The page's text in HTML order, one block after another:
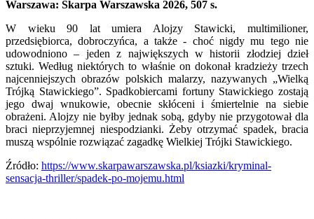
Warszawa: Skarpa Warszawska 2026, 507 s.
W wieku 90 lat umiera Alojzy Stawicki, multimilioner,
przedsiębiorca, dobroczyńca, a także - choć nigdy mu tego nie
udowodniono – jeden z największych w historii złodziej dzieł
sztuki. Według niektórych to właśnie on dokonał kradzieży trzech
najcenniejszych obrazów polskich malarzy, nazywanych „Wielką
Trójką Stawickiego”. Spadkobiercami fortuny Stawickiego zostają
jego dwaj wnukowie, obecnie skłóceni i śmiertelnie na siebie
obrażeni. Alojzy nie byłby jednak sobą, gdyby nie przygotował dla
braci nieprzyjemnej niespodzianki. Żeby otrzymać spadek, bracia
muszą wspólnie rozwiązać zagadkę Wielkiej Trójki Stawickiego.
Źródło: https://www.skarpawarszawska.pl/ksiazki/kryminal-
sensacja-thriller/spadek-po-mojemu.html